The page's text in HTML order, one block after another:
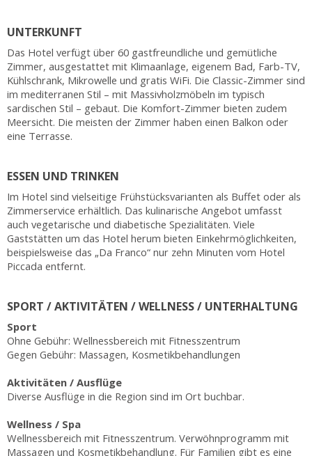
UNTERKUNFT
Das Hotel verfügt über 60 gastfreundliche und gemütliche
Zimmer, ausgestattet mit Klimaanlage, eigenem Bad, Farb-TV,
Kühlschrank, Mikrowelle und gratis WiFi. Die Classic-Zimmer sind
im mediterranen Stil – mit Massivholzmöbeln im typisch
sardischen Stil – gebaut. Die Komfort-Zimmer bieten zudem
Meersicht. Die meisten der Zimmer haben einen Balkon oder
eine Terrasse.
ESSEN UND TRINKEN
Im Hotel sind vielseitige Frühstücksvarianten als Buffet oder als
Zimmerservice erhältlich. Das kulinarische Angebot umfasst
auch vegetarische und diabetische Spezialitäten. Viele
Gaststätten um das Hotel herum bieten Einkehrmöglichkeiten,
beispielsweise das „Da Franco“ nur zehn Minuten vom Hotel
Piccada entfernt.
SPORT / AKTIVITÄTEN / WELLNESS / UNTERHALTUNG
Sport
Ohne Gebühr: Wellnessbereich mit Fitnesszentrum
Gegen Gebühr: Massagen, Kosmetikbehandlungen
Aktivitäten / Ausflüge
Diverse Ausflüge in die Region sind im Ort buchbar.
Wellness / Spa
Wellnessbereich mit Fitnesszentrum. Verwöhnprogramm mit
Massagen und Kosmetikbehandlung. Für Familien gibt es eine